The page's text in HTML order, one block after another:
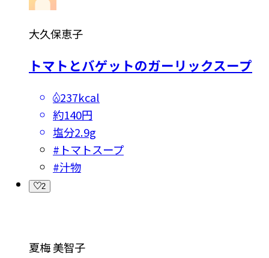
大久保恵子
トマトとバゲットのガーリックスープ
237kcal
約140円
塩分2.9g
# トマトスープ
#汁物
2
夏梅 美智子